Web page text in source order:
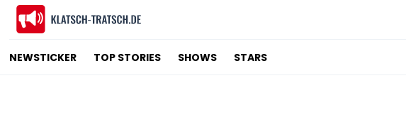
NEWSTICKER TOP STORIES SHOWS STARS